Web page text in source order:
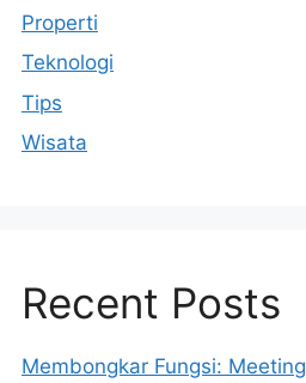
Properti
Teknologi
Tips
Wisata
Recent Posts
Membongkar Fungsi: Meeting